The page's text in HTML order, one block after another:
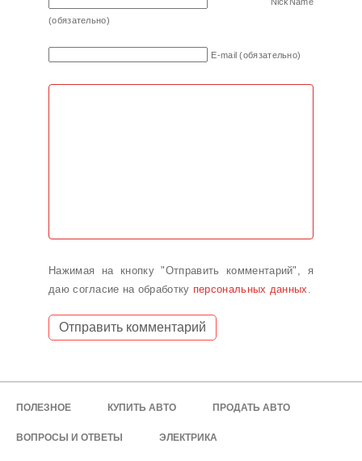
(обязательно)
E-mail (обязательно)
Нажимая на кнопку "Отправить комментарий", я
даю согласие на обработку персональных данных .
ПОЛЕЗНОЕ КУПИТЬ АВТО ПРОДАТЬ АВТО
ВОПРОСЫ И ОТВЕТЫ ЭЛЕКТРИКА